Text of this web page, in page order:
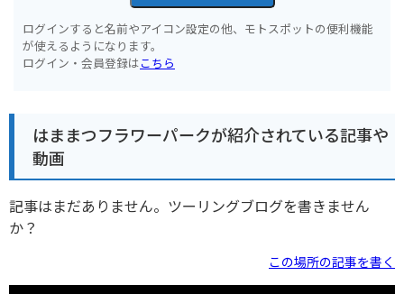
ログインすると名前やアイコン設定の他、モトスポットの便利機能
が使えるようになります。
ログイン・会員登録はこちら
はままつフラワーパークが紹介されている記事や
動画
記事はまだありません。ツーリングブログを書きません
か？
この場所の記事を書く